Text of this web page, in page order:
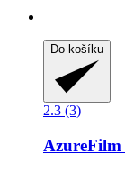
Do košíku
2.3 (3)
AzureFilm